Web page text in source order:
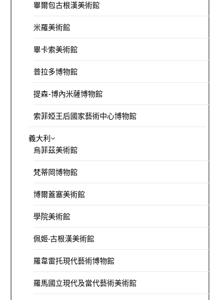
畢爾包古根漢美術館
米羅美術館
畢卡索美術館
普拉多博物館
提森-博內米薩博物館
索菲婭王后國家藝術中心博物館
義大利
烏菲茲美術館
梵蒂岡博物館
博爾蓋塞美術館
學院美術館
佩姬·古根漢美術館
羅韋雷托現代藝術博物館
羅馬國立現代及當代藝術美術館